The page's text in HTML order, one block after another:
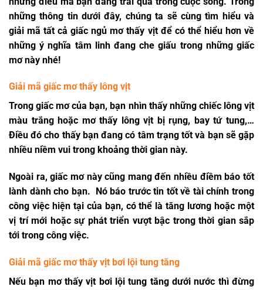
những thông tin dưới đây, chúng ta sẽ cùng tìm hiểu và
giải mã tất cả giấc ngủ mơ thấy vịt để có thể hiểu hơn về
những ý nghĩa tâm linh đang che giấu trong những giấc
mơ này nhé!
Giải mã giấc mơ thấy lông vịt
Trong giấc mơ của bạn, bạn nhìn thấy những chiếc lông vịt
màu trắng hoặc mơ thấy lông vịt bị rụng, bay tứ tung,…
Điều đó cho thấy bạn đang có tâm trạng tốt và bạn sẽ gặp
nhiều niềm vui trong khoảng thời gian này.
Ngoài ra, giấc mơ này cũng mang đến nhiều điềm báo tốt
lành dành cho bạn. Nó báo trước tin tốt về tài chính trong
công việc hiện tại của bạn, có thể là tăng lương hoặc một
vị trí mới hoặc sự phát triển vượt bậc trong thời gian sắp
tới trong công việc.
Giải mã giấc mơ thấy vịt bơi lội tung tăng
Nếu bạn mơ thấy vịt bơi lội tung tăng dưới nước thì đừng